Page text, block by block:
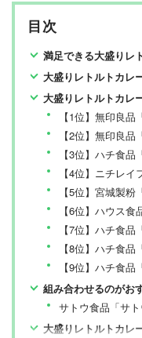
目次
満足できる大盛りレ
大盛りレトルトカレ
大盛りレトルトカレ
【1位】無印良品
【2位】無印良品「素
【3位】ハチ食品
【4位】ニチレイ
【5位】宮城製粉
【6位】ハウス食
【7位】ハチ食
【8位】ハチ食品
【9位】ハチ食
組み合わせるのがお
サトウ食品「サ
大盛りレトルトカレ